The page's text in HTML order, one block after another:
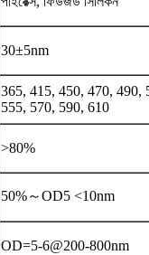
30±5nm
365, 415, 450, 470, 490,
555, 570, 590, 610
>80%
50%～OD5 <10nm
OD=5-6@200-800nm